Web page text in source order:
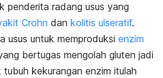
penderita radang usus yang
Crohn dan kolitis ulseratif.
usus untuk memproduksi enzim
bertugas mengolah gluten jadi
kekurangan enzim itulah